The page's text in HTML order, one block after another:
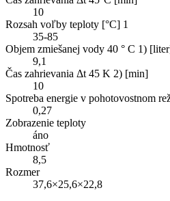
10
Rozsah voľby teploty [°C] 1
35-85
Objem zmiešanej vody 40 ° C 1)
9,1
Čas zahrievania Δt 45 K 2) [min]
10
Spotreba energie v pohotovostnom
0,27
Zobrazenie teploty
áno
Hmotnosť
8,5
Rozmer
37,6×25,6×22,8